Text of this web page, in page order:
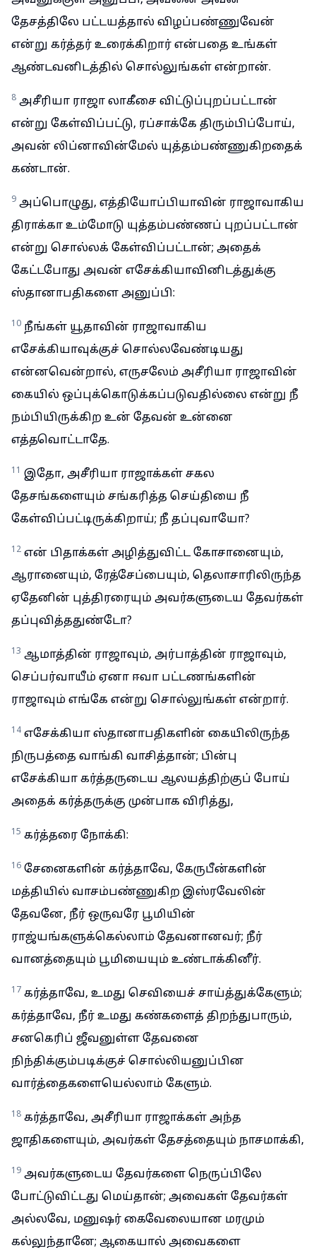
தேசத்திலே பட்டயத்தால் விழப்பண்ணுவேன்
என்று கர்த்தர் உரைக்கிறார் என்பதை உங்கள்
ஆண்டவனிடத்தில் சொல்லுங்கள் என்றான்.
8 அசீரியா ராஜா லாகீசை விட்டுப்புறப்பட்டான்
என்று கேள்விப்பட்டு, ரப்சாக்கே திரும்பிப்போய்,
அவன் லிப்னாவின்மேல் யுத்தம்பண்ணுகிறதைக்
கண்டான்.
9 அப்பொழுது, எத்தியோப்பியாவின் ராஜாவாகிய
திராக்கா உம்மோடு யுத்தம்பண்ணப் புறப்பட்டான்
என்று சொல்லக் கேள்விப்பட்டான்; அதைக்
கேட்டபோது அவன் எசேக்கியாவினிடத்துக்கு
ஸ்தானாபதிகளை அனுப்பி:
10 நீங்கள் யூதாவின் ராஜாவாகிய
எசேக்கியாவுக்குச் சொல்லவேண்டியது
என்னவென்றால், எருசலேம் அசீரியா ராஜாவின்
கையில் ஒப்புக்கொடுக்கப்படுவதில்லை என்று நீ
நம்பியிருக்கிற உன் தேவன் உன்னை
எத்தவொட்டாதே.
11 இதோ, அசீரியா ராஜாக்கள் சகல
தேசங்களையும் சங்கரித்த செய்தியை நீ
கேள்விப்பட்டிருக்கிறாய்; நீ தப்புவாயோ?
12 என் பிதாக்கள் அழித்துவிட்ட கோசானையும்,
ஆரானையும், ரேத்சேப்பையும், தெலாசாரிலிருந்த
ஏதேனின் புத்திரரையும் அவர்களுடைய தேவர்கள்
தப்புவித்ததுண்டோ?
13 ஆமாத்தின் ராஜாவும், அர்பாத்தின் ராஜாவும்,
செப்பர்வாயீம் ஏனா ஈவா பட்டணங்களின்
ராஜாவும் எங்கே என்று சொல்லுங்கள் என்றார்.
14 எசேக்கியா ஸ்தானாபதிகளின் கையிலிருந்த
நிருபத்தை வாங்கி வாசித்தான்; பின்பு
எசேக்கியா கர்த்தருடைய ஆலயத்திற்குப் போய்
அதைக் கர்த்தருக்கு முன்பாக விரித்து,
15 கர்த்தரை நோக்கி:
16 சேனைகளின் கர்த்தாவே, கேருபீன்களின்
மத்தியில் வாசம்பண்ணுகிற இஸ்ரவேலின்
தேவனே, நீர் ஒருவரே பூமியின்
ராஜ்யங்களுக்கெல்லாம் தேவனானவர்; நீர்
வானத்தையும் பூமியையும் உண்டாக்கினீர்.
17 கர்த்தாவே, உமது செவியைச் சாய்த்துக்கேளும்;
கர்த்தாவே, நீர் உமது கண்களைத் திறந்துபாரும்,
சனகெரிப் ஜீவனுள்ள தேவனை
நிந்திக்கும்படிக்குச் சொல்லியனுப்பின
வார்த்தைகளையெல்லாம் கேளும்.
18 கர்த்தாவே, அசீரியா ராஜாக்கள் அந்த
ஜாதிகளையும், அவர்கள் தேசத்தையும் நாசமாக்கி,
19 அவர்களுடைய தேவர்களை நெருப்பிலே
போட்டுவிட்டது மெய்தான்; அவைகள் தேவர்கள்
அல்லவே, மனுஷர் கைவேலையான மரமும்
கல்லுந்தானே; ஆகையால் அவைகளை